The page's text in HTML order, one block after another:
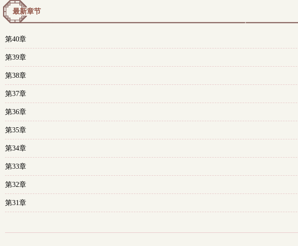
最新章节
第40章
第39章
第38章
第37章
第36章
第35章
第34章
第33章
第32章
第31章